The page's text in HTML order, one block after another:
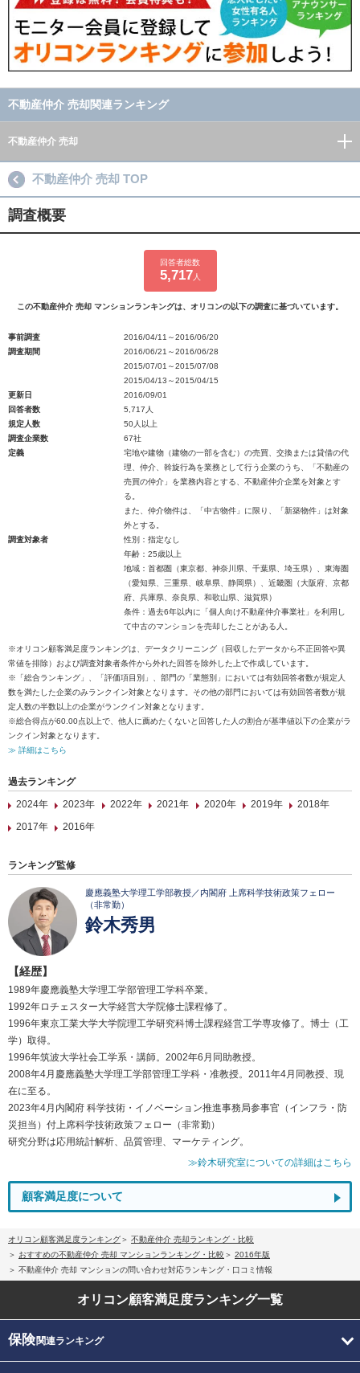
不動産仲介 売却関連ランキング
不動産仲介 売却
不動産仲介 売却 TOP
調査概要
回答者総数
5,717 人
この不動産仲介 売却 マンションランキングは、オリコンの以下の調査に基づいています。
事前調査
2016/04/11～2016/06/20
調査期間
2016/06/21～2016/06/28
2015/07/01～2015/07/08
2015/04/13～2015/04/15
更新日
2016/09/01
回答者数
5,717人
規定人数
50人以上
調査企業数
67社
定義
宅地や建物（建物の一部を含む）の売買、交換または貸借の代
理、仲介、斡旋行為を業務として行う企業のうち、「不動産の
売買の仲介」を業務内容とする、不動産仲介企業を対象とす
る。
また、仲介物件は、「中古物件」に限り、「新築物件」は対象
外とする。
調査対象者
性別：指定なし
年齢：25歳以上
地域：首都圏（東京都、神奈川県、千葉県、埼玉県）、東海圏
（愛知県、三重県、岐阜県、静岡県）、近畿圏（大阪府、京都
府、兵庫県、奈良県、和歌山県、滋賀県）
条件：過去6年以内に「個人向け不動産仲介事業社」を利用し
て中古のマンションを売却したことがある人。
※オリコン顧客満足度ランキングは、データクリーニング（回収したデータから不正回答や異
常値を排除）および調査対象者条件から外れた回答を除外した上で作成しています。
※「総合ランキング」、「評価項目別」、部門の「業態別」においては有効回答者数が規定人
数を満たした企業のみランクイン対象となります。その他の部門においては有効回答者数が規
定人数の半数以上の企業がランクイン対象となります。
※総合得点が60.00点以上で、他人に薦めたくないと回答した人の割合が基準値以下の企業がラ
ンクイン対象となります。
≫ 詳細はこちら
過去ランキング
2024年
2023年 2022年 2021年 2020年 2019年
2018年
2017年
2016年
ランキング監修
慶應義塾大学理工学部教授／内閣府 上席科学技術政策フェロー
（非常勤）
鈴木秀男
【経歴】
1989年慶應義塾大学理工学部管理工学科卒業。
1992年ロチェスター大学経営大学院修士課程修了。
1996年東京工業大学大学院理工学研究科博士課程経営工学専攻修了。博士（工
学）取得。
1996年筑波大学社会工学系・講師。2002年6月同助教授。
2008年4月慶應義塾大学理工学部管理工学科・准教授。2011年4月同教授、現
在に至る。
2023年4月内閣府 科学技術・イノベーション推進事務局参事官（インフラ・防
災担当）付上席科学技術政策フェロー（非常勤）
研究分野は応用統計解析、品質管理、マーケティング。
≫鈴木研究室についての詳細はこちら
顧客満足度について
オリコン顧客満足度ランキング
不動産仲介 売却ランキング・比較
おすすめの不動産仲介 売却 マンションランキング・比較
2016年版
不動産仲介 売却 マンションの問い合わせ対応ランキング・口コミ情報
オリコン顧客満足度ランキング一覧
保険関連ランキング